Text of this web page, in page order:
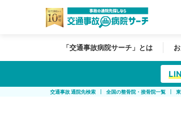
「交通事故病院サーチ」とは
交通事故 通院先検索 全国の整骨院・接骨院一覧